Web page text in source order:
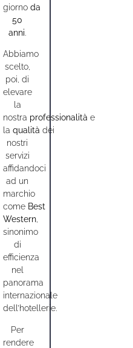
giornoda
50
anni.
Abbiamo
scelto,
poi, di
elevare
la
nostra professionalitàe
laqualitàdei
nostri
servizi
affidandoci
ad un
marchio
come Best
Western
sinonimo
di
efficienza
nel
panorama
internazionale
dell’hotellerie.
Per
rendere